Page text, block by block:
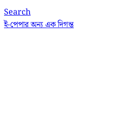
Search
ই-পেপারঅন্য এক দিগন্ত